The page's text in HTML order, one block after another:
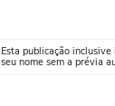
publicação
nome sem a prévia